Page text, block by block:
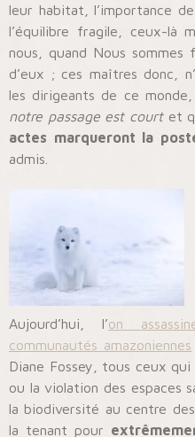
leur habitat, l’importance
l’équilibre fragile, ceux-là
nous, quand Nous sommes
d’eux ; ces maîtres donc,
les dirigeants de ce
notre passage est courtet
actes marqueront la
admis.
Aujourd’hui, l’on
communautés amazoniennes
Diane Fossey, tous ceux
ou la violation des espaces
la biodiversité au centre
la tenant pour